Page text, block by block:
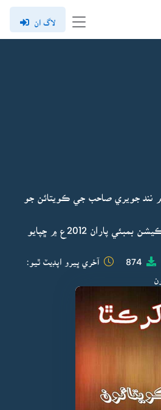
لاگ ان
نند جويري صاحب جي ڪويتائن جو
هي ڪتاب ساهت سنڌو پبليڪيشن بمبئي پاران 2012ع ۾ ڇپايو
874 آخري ڀيرو اپڊيٽ ٿيو: